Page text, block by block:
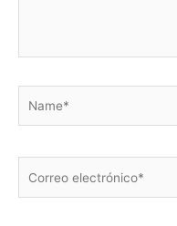
electrónico*